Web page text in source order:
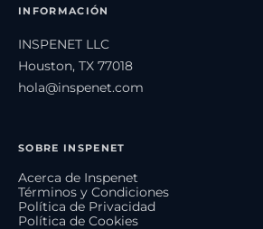
INFORMACIÓN
INSPENET LLC
Houston, TX 77018
hola@inspenet.com
SOBRE INSPENET
Acerca de Inspenet
Términos y Condiciones
Política de Privacidad
Política de Cookies